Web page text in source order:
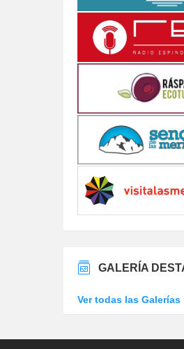
GALERÍA
Ver todas las Galerías